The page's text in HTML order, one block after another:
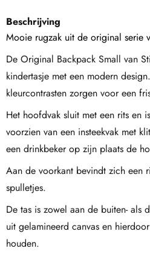
Beschrijving
Mooie rugzak uit de original serie
De Original Backpack Small van
kindertasje met een modern
kleurcontrasten zorgen voor een
Het hoofdvak sluit met een rits en
voorzien van een insteekvak met
een drinkbeker op zijn plaats de
Aan de voorkant bevindt zich een
spulletjes.
De tas is zowel aan de buiten- als
uit gelamineerd canvas en
houden.